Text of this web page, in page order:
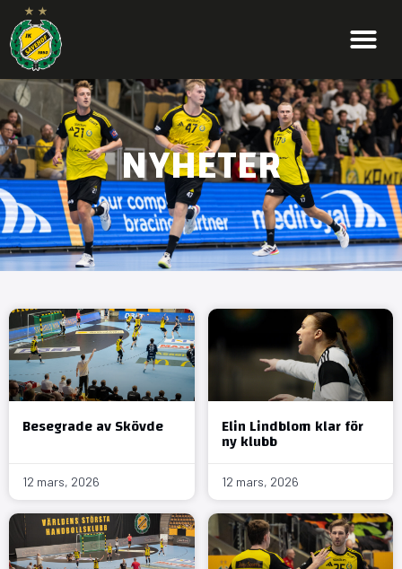
NYHETER
Besegrade av Skövde
12 mars, 2026
Elin Lindblom klar för
ny klubb
12 mars, 2026